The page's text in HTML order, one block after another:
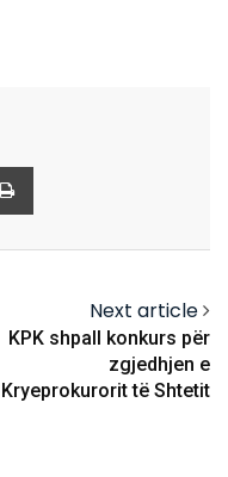
Next article
KPK shpall konkurs për
zgjedhjen e
Kryeprokurorit të Shtetit